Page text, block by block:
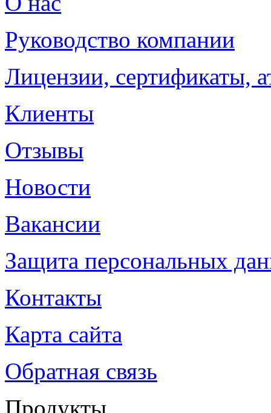
Руководство компании
Лицензии, сертификаты,
Клиенты
Отзывы
Новости
Вакансии
Защита персональных
Контакты
Карта сайта
Обратная связь
Продукты